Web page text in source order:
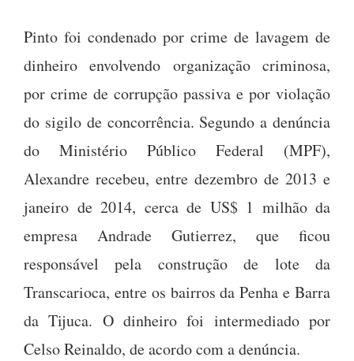
Pinto foi condenado por crime de lavagem de
dinheiro envolvendo organização criminosa,
por crime de corrupção passiva e por violação
do sigilo de concorrência. Segundo a denúncia
do Ministério Público Federal (MPF),
Alexandre recebeu, entre dezembro de 2013 e
janeiro de 2014, cerca de US$ 1 milhão da
empresa Andrade Gutierrez, que ficou
responsável pela construção de lote da
Transcarioca, entre os bairros da Penha e Barra
da Tijuca. O dinheiro foi intermediado por
Celso Reinaldo, de acordo com a denúncia.